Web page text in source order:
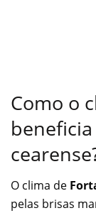
Como o
O clima de
pelas brisas